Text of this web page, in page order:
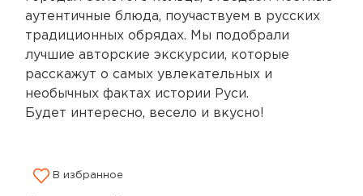
аутентичные блюда, поучаствуем в русских
традиционных обрядах. Мы подобрали
лучшие авторские экскурсии, которые
расскажут о самых увлекательных и
необычных фактах истории Руси.
Будет интересно, весело и вкусно!
В избранное